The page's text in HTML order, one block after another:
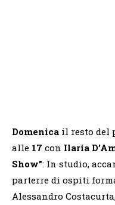
Domenica il resto del
alle 17 con Ilaria
Show”: In studio,
parterre di ospiti
Alessandro